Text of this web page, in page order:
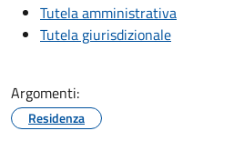
Tutela amministrativa
Tutela giurisdizionale
Argomenti:
Residenza